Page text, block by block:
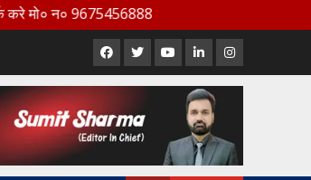
Facebook
X YoutubeLinkedInInstagram